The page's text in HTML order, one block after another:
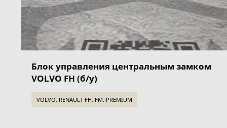
Блок управления центральным замком
VOLVO FH (б/у)
VOLVO, RENAULT FH, FM, PREMIUM